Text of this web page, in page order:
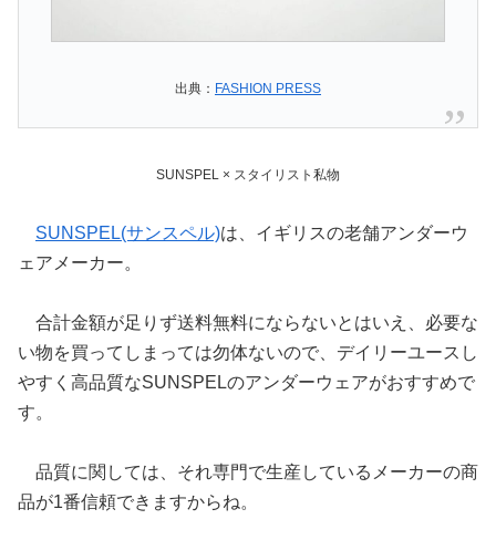
出典： FASHION PRESS
SUNSPEL × スタイリスト私物
SUNSPEL(サンスペル)は、イギリスの老舗アンダーウ
ェアメーカー。
合計金額が足りず送料無料にならないとはいえ、必要な
い物を買ってしまっては勿体ないので、デイリーユースし
やすく高品質なSUNSPELのアンダーウェアがおすすめで
す。
品質に関しては、それ専門で生産しているメーカーの商
品が1番信頼できますからね。